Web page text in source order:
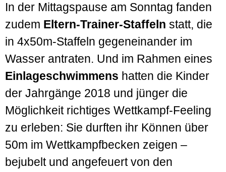
In der Mittagspause am Sonntag fanden
zudem Eltern-Trainer-Staffeln statt, die
in 4x50m-Staffeln gegeneinander im
Wasser antraten. Und im Rahmen eines
Einlageschwimmens hatten die Kinder
der Jahrgänge 2018 und jünger die
Möglichkeit richtiges Wettkampf-Feeling
zu erleben: Sie durften ihr Können über
50m im Wettkampfbecken zeigen –
bejubelt und angefeuert von den